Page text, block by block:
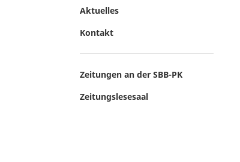
Aktuelles
Kontakt
Zeitungen an der SBB-PK
Zeitungslesesaal